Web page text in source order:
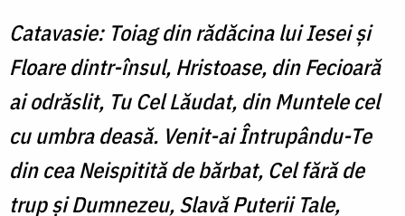
Catavasie: Toiag din rădăcina lui Iesei şi
Floare dintr-însul, Hristoase, din Fecioară
ai odrăslit, Tu Cel Lăudat, din Muntele cel
cu umbra deasă. Venit-ai Întrupându-Te
din cea Neispitită de bărbat, Cel fără de
trup şi Dumnezeu, Slavă Puterii Tale,